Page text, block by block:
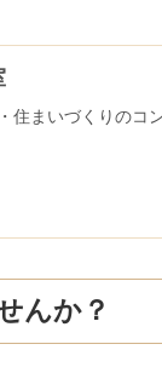
住まいづくりのコ
んか？